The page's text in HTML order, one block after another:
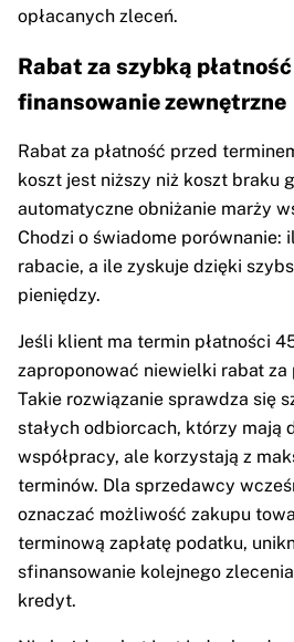
opłacanych zleceń.
Rabat za szybką
finansowanie zewnętrzne
Rabat za płatność przed
koszt jest niższy niż koszt braku
automatyczne obniżanie marży
Chodzi o świadome porównanie:
rabacie, a ile zyskuje dzięki
pieniędzy.
Jeśli klient ma termin płatności
zaproponować niewielki rabat
Takie rozwiązanie sprawdza się
stałych odbiorcach, którzy mają
współpracy, ale korzystają z
terminów. Dla sprzedawcy
oznaczać możliwość zakupu
terminową zapłatę podatku,
sfinansowanie kolejnego
kredyt.